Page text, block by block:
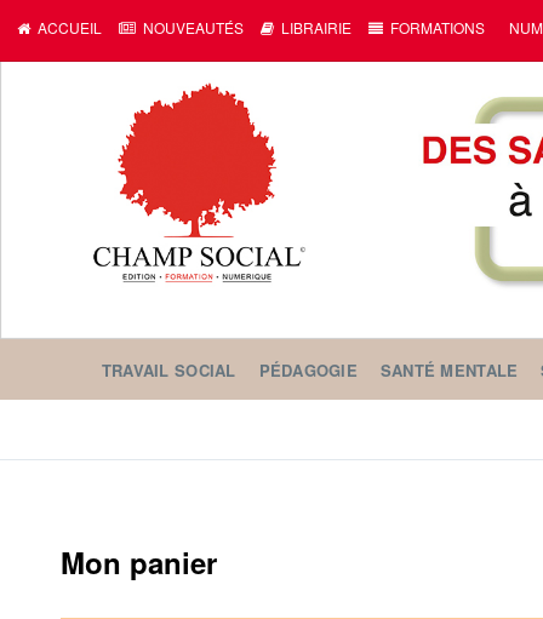
ACCUEIL NOUVEAUTÉS LIBRAIRIE FORMATIONS
TRAVAIL SOCIAL PÉDAGOGIE SANTÉ MENTALE
Mon panier